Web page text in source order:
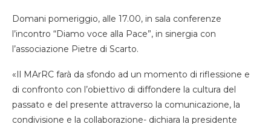
Domani pomeriggio, alle 17.00, in sala conferenze
l’incontro “Diamo voce alla Pace”, in sinergia con
l’associazione Pietre di Scarto.
«Il MArRC farà da sfondo ad un momento di riflessione e
di confronto con l’obiettivo di diffondere la cultura del
passato e del presente attraverso la comunicazione, la
condivisione e la collaborazione- dichiara la presidente